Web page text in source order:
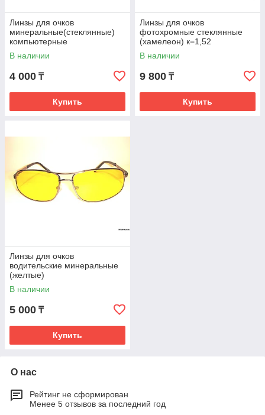
Линзы для очков
минеральные(стеклянные)
компьютерные
В наличии
4 000 ₸
Купить
Линзы для очков
фотохромные стеклянные
(хамелеон) к=1,52
В наличии
9 800 ₸
Купить
Линзы для очков
водительские минеральные
(желтые)
В наличии
5 000 ₸
Купить
О нас
Рейтинг не сформирован
Менее 5 отзывов за последний год